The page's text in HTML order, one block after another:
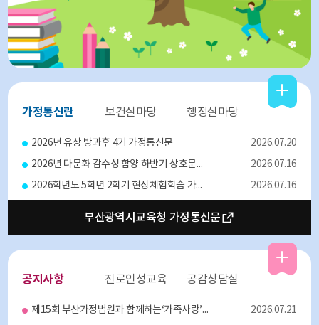
가정통신란
2026년 유상 방과후 4기 가정통신문
2026.07.20
2026년 다문화 감수성 함양 하반기 상호문화교육 프로그램 참여 안내
2026.07.16
2026학년도 5학년 2학기 현장체험학습 가정통신문
2026.07.16
부산광역시교육청 가정통신문
보건실마당 행정실마당
공지사항
제15회 부산가정법원과 함께하는‘가족사랑’그림 공모전 개최 안내
2026.07.21
진로인성교육 공감상담실